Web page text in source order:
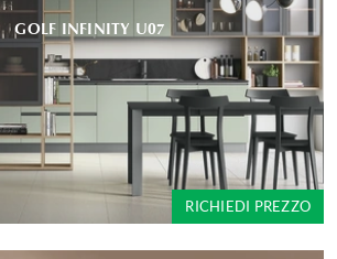
GOLF INFINITY U07
RICHIEDI PREZZO